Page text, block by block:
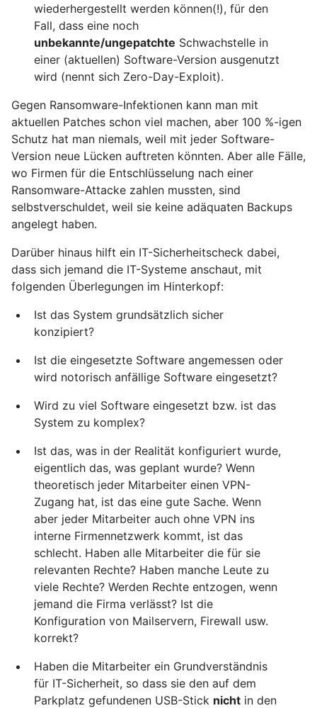
wiederhergestellt werden können(!), für den
Fall, dass eine noch
unbekannte/ungepatchte Schwachstelle in
einer (aktuellen) Software-Version ausgenutzt
wird (nennt sich Zero-Day-Exploit).
Gegen Ransomware-Infektionen kann man mit
aktuellen Patches schon viel machen, aber 100 %-igen
Schutz hat man niemals, weil mit jeder Software-
Version neue Lücken auftreten könnten. Aber alle Fälle,
wo Firmen für die Entschlüsselung nach einer
Ransomware-Attacke zahlen mussten, sind
selbstverschuldet, weil sie keine adäquaten Backups
angelegt haben.
Darüber hinaus hilft ein IT-Sicherheitscheck dabei,
dass sich jemand die IT-Systeme anschaut, mit
folgenden Überlegungen im Hinterkopf:
Ist das System grundsätzlich sicher
konzipiert?
Ist die eingesetzte Software angemessen oder
wird notorisch anfällige Software eingesetzt?
Wird zu viel Software eingesetzt bzw. ist das
System zu komplex?
Ist das, was in der Realität konfiguriert wurde,
eigentlich das, was geplant wurde? Wenn
theoretisch jeder Mitarbeiter einen VPN-
Zugang hat, ist das eine gute Sache. Wenn
aber jeder Mitarbeiter auch ohne VPN ins
interne Firmennetzwerk kommt, ist das
schlecht. Haben alle Mitarbeiter die für sie
relevanten Rechte? Haben manche Leute zu
viele Rechte? Werden Rechte entzogen, wenn
jemand die Firma verlässt? Ist die
Konfiguration von Mailservern, Firewall usw.
korrekt?
Haben die Mitarbeiter ein Grundverständnis
für IT-Sicherheit, so dass sie den auf dem
Parkplatz gefundenen USB-Stick nicht in den